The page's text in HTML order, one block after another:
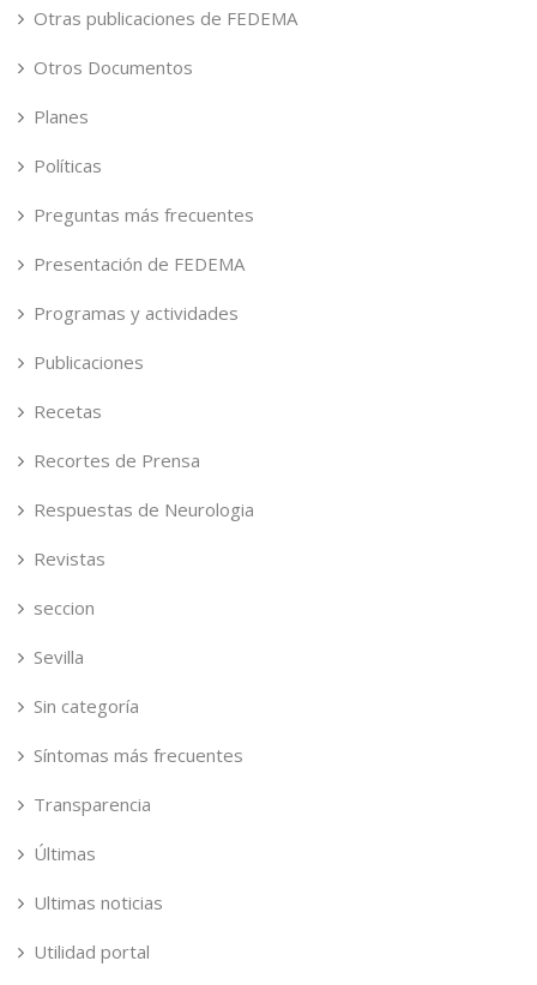
Otras publicaciones de FEDEMA
Otros Documentos
Planes
Políticas
Preguntas más frecuentes
Presentación de FEDEMA
Programas y actividades
Publicaciones
Recetas
Recortes de Prensa
Respuestas de Neurologia
Revistas
seccion
Sevilla
Sin categoría
Síntomas más frecuentes
Transparencia
Últimas
Ultimas noticias
Utilidad portal